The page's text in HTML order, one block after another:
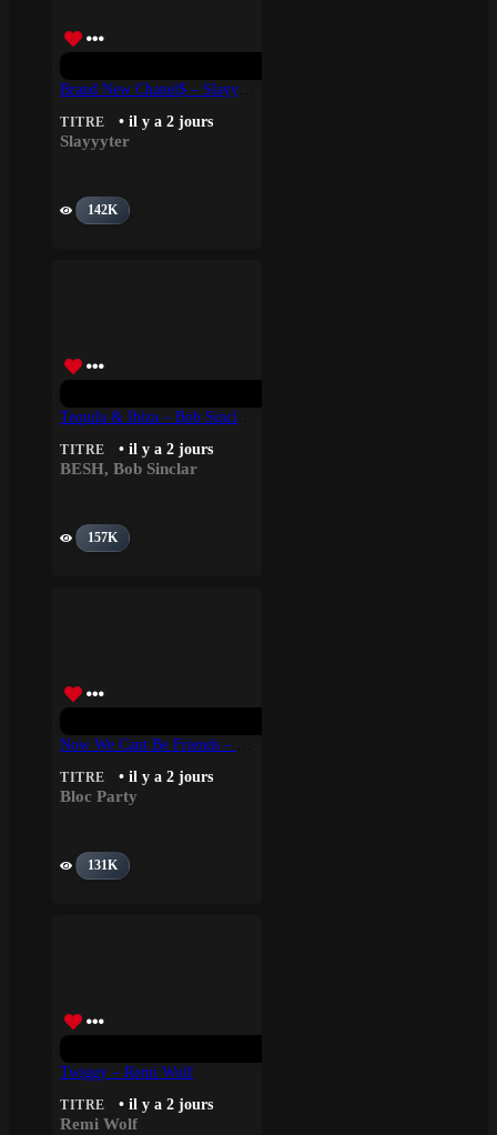
TITRE • il y a 2 jours
Slayyyter
142K
TITRE • il y a 2 jours
BESH, Bob Sinclar
157K
TITRE • il y a 2 jours
Bloc Party
131K
Twiggy – Remi Wolf
TITRE • il y a 2 jours
Remi Wolf